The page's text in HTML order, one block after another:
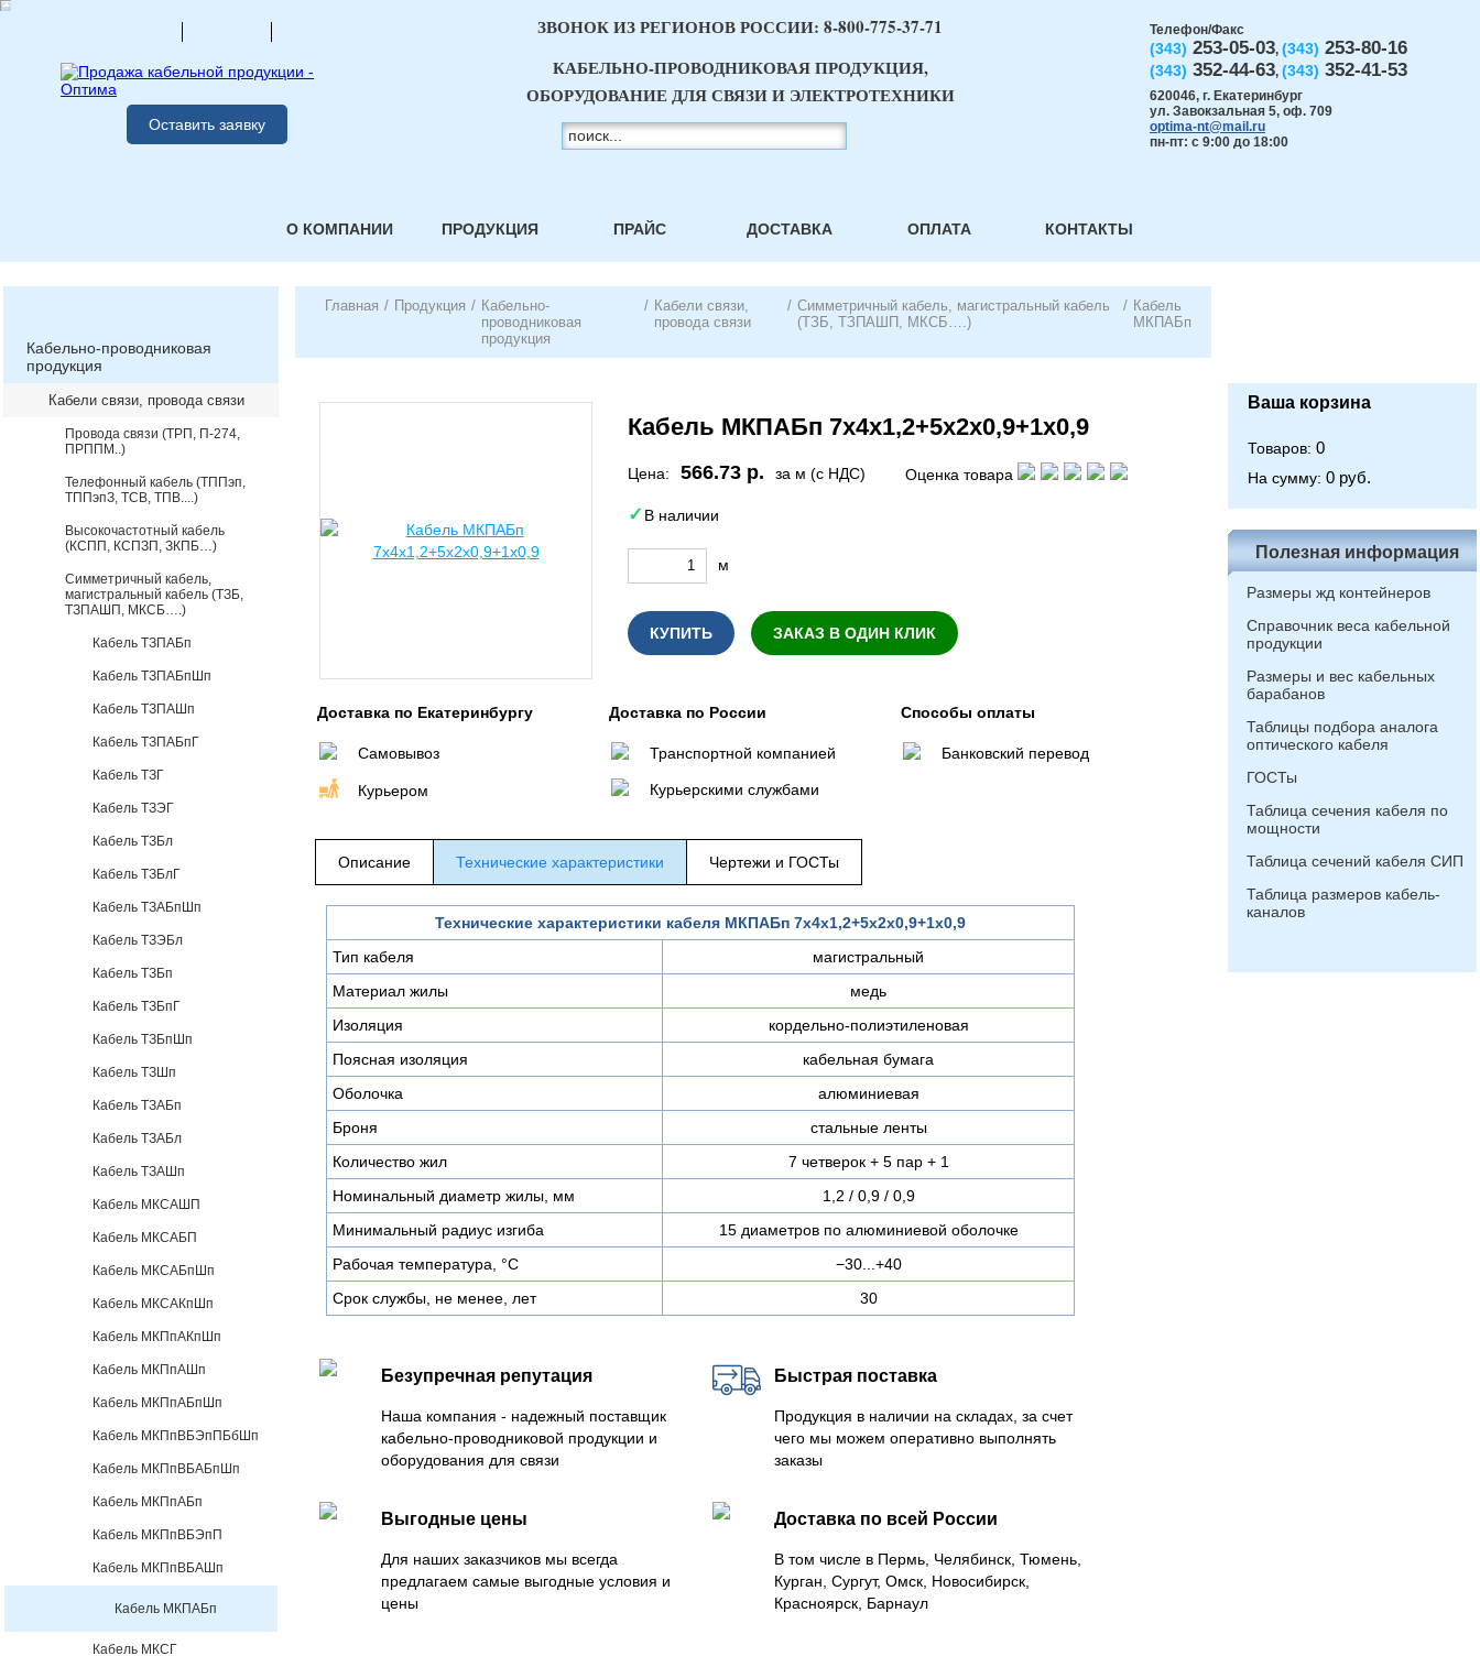
Оставить заявку
Телефон/Факс
(343) 253-05-03, (343) 253-80-16
(343) 352-44-63, (343) 352-41-53
620046, г. Екатеринбург
ул. Завокзальная 5, оф. 709
optima-nt@mail.ru
пн-пт: с 9:00 до 18:00
ЗВОНОК ИЗ РЕГИОНОВ РОССИИ: 8-800-775-37-71
КАБЕЛЬНО-ПРОВОДНИКОВАЯ ПРОДУКЦИЯ,
ОБОРУДОВАНИЕ ДЛЯ СВЯЗИ И ЭЛЕКТРОТЕХНИКИ
О КОМПАНИИ ПРОДУКЦИЯ ПРАЙС ДОСТАВКА ОПЛАТА КОНТАКТЫ
Кабельно-проводниковая
продукция
Кабели связи, провода связи
Провода связи (ТРП, П-274,
ПРППМ..)
Телефонный кабель (ТППэп,
ТППэпЗ, ТСВ, ТПВ....)
Высокочастотный кабель
(КСПП, КСПЗП, ЗКПБ…)
Симметричный кабель,
магистральный кабель (ТЗБ,
ТЗПАШП, МКСБ….)
Кабель ТЗПАБп
Кабель ТЗПАБпШп
Кабель ТЗПАШп
Кабель ТЗПАБпГ
Кабель ТЗГ
Кабель ТЗЭГ
Кабель ТЗБл
Кабель ТЗБлГ
Кабель ТЗАБпШп
Кабель ТЗЭБл
Кабель ТЗБп
Кабель ТЗБпГ
Кабель ТЗБпШп
Кабель ТЗШп
Кабель ТЗАБп
Кабель ТЗАБл
Кабель ТЗАШп
Кабель МКСАШП
Кабель МКСАБП
Кабель МКСАБпШп
Кабель МКСАКпШп
Кабель МКПпАКпШп
Кабель МКПпАШп
Кабель МКПпАБпШп
Кабель МКПпВБЭпПБбШп
Кабель МКПпВБАБпШп
Кабель МКПпАБп
Кабель МКПпВБЭпП
Кабель МКПпВБАШп
Кабель МКПАБп
Кабель МКСГ
Главная / Продукция / Кабельно-
проводниковая
продукция
/ Кабели связи,
провода связи
/ Симметричный кабель, магистральный кабель
(ТЗБ, ТЗПАШП, МКСБ….)
/ Кабель
МКПАБп
Кабель МКПАБп 7х4х1,2+5х2х0,9+1х0,9
Цена: 566.73 р. за м (с НДС) Оценка товара
В наличии
м
КУПИТЬ ЗАКАЗ В ОДИН КЛИК
Доставка по Екатеринбургу
Самовывоз
Курьером
Доставка по России
Транспортной компанией
Курьерскими службами
Способы оплаты
Банковский перевод
Описание Технические характеристики Чертежи и ГОСТы
Технические характеристики кабеля МКПАБп 7х4х1,2+5х2х0,9+1х0,9
Тип кабеля
магистральный
Материал жилы
медь
Изоляция
кордельно-полиэтиленовая
Поясная изоляция
кабельная бумага
Оболочка
алюминиевая
Броня
стальные ленты
Количество жил
7 четверок + 5 пар + 1
Номинальный диаметр жилы, мм
1,2 / 0,9 / 0,9
Минимальный радиус изгиба
15 диаметров по алюминиевой оболочке
Рабочая температура, °C
−30...+40
Срок службы, не менее, лет
30
Безупречная репутация
Наша компания - надежный поставщик
кабельно-проводниковой продукции и
оборудования для связи
Быстрая поставка
Продукция в наличии на складах, за счет
чего мы можем оперативно выполнять
заказы
Выгодные цены
Для наших заказчиков мы всегда
предлагаем самые выгодные условия и
цены
Доставка по всей России
В том числе в Пермь, Челябинск, Тюмень,
Курган, Сургут, Омск, Новосибирск,
Красноярск, Барнаул
Ваша корзина
Товаров: 0
На сумму: 0 руб.
Полезная информация
Размеры жд контейнеров
Справочник веса кабельной
продукции
Размеры и вес кабельных
барабанов
Таблицы подбора аналога
оптического кабеля
ГОСТы
Таблица сечения кабеля по
мощности
Таблица сечений кабеля СИП
Таблица размеров кабель-
каналов